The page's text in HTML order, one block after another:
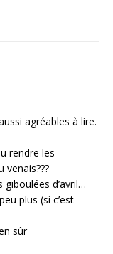
agréables à lire.
rendre les
d’avril…
plus (si c’est
sûr